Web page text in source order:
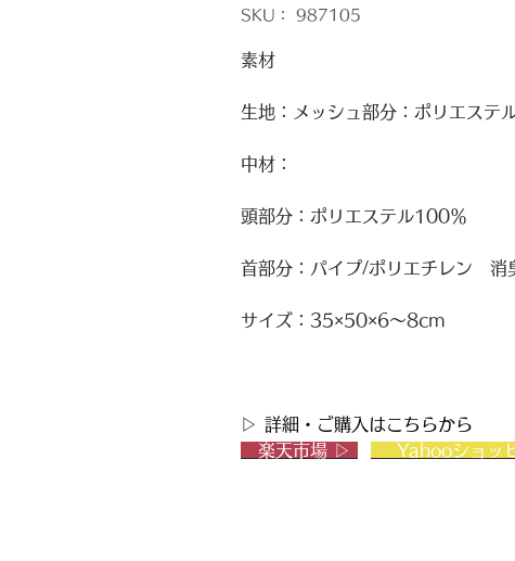
SKU： 987105
素材
生地：メッシュ部分：ポリエス
中材：
頭部分：ポリエステル100％
首部分：パイプ/ポリエチレン 消
サイズ：35×50×6～8cm
▷ 詳細・ご購入はこちらから
楽天市場 ▷
Yahooショッ